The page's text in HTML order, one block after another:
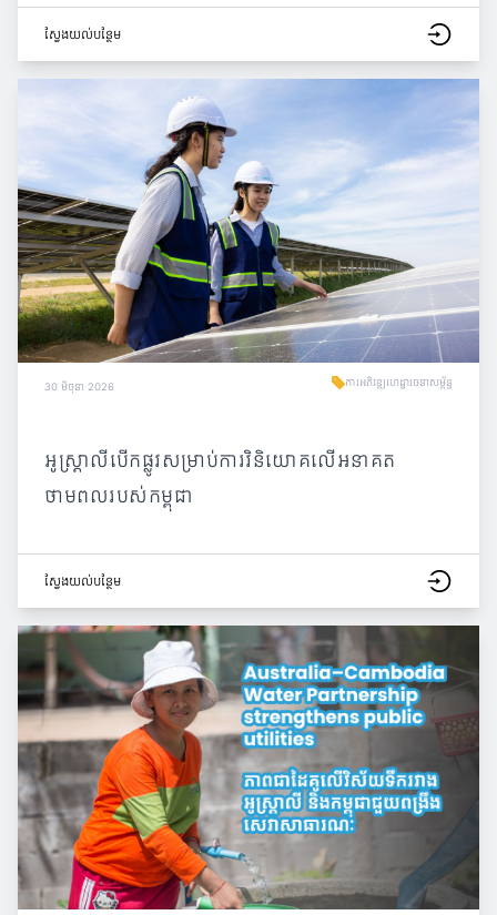
ស្វែង​យល់​បន្ថែម
30 មិថុនា 2026 ការអភិវឌ្ឍហេដ្ឋារចនាសម្ព័ន្ធ
អូស្ត្រាលីបើកផ្លូវសម្រាប់ការវិនិយោគលើអនាគត
ថាមពលរបស់កម្ពុជា
ស្វែង​យល់​បន្ថែម